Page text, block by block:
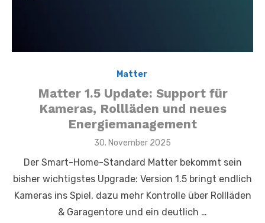
Matter,
Matter 1.5 Update: Support für
Kameras, Rollläden und neues
Energiemanagement
Posted
30. November 2025
Der Smart-Home-Standard Matter bekommt sein
bisher wichtigstes Upgrade: Version 1.5 bringt endlich
Kameras ins Spiel, dazu mehr Kontrolle über Rollläden
& Garagentore und ein deutlich …